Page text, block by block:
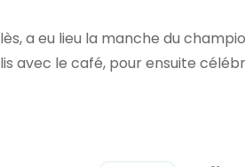
a eu lieu la manche du
avec le café, pour ensuite